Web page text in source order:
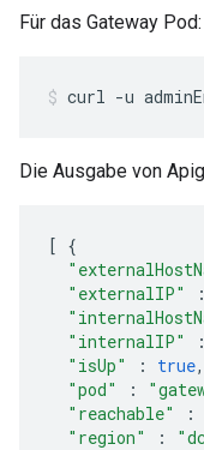
Für das Gateway Pod:
curl -u
Die Ausgabe von
[ {
"externalIP"
:
"internalIP"
:
"isUp"
: true,
"pod"
:
"reachable"
:
"region"
: